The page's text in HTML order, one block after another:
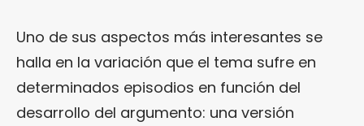
Uno de sus aspectos más interesantes se
halla en la variación que el tema sufre en
determinados episodios en función del
desarrollo del argumento: una versión